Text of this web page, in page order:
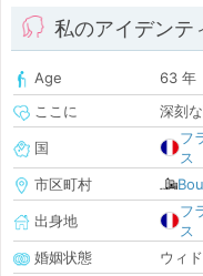
私のアイデンテ
Age
63 年
ここに
深刻
国
フ
ス
市区町村
出身地
フ
ス
婚姻状態
ウィ